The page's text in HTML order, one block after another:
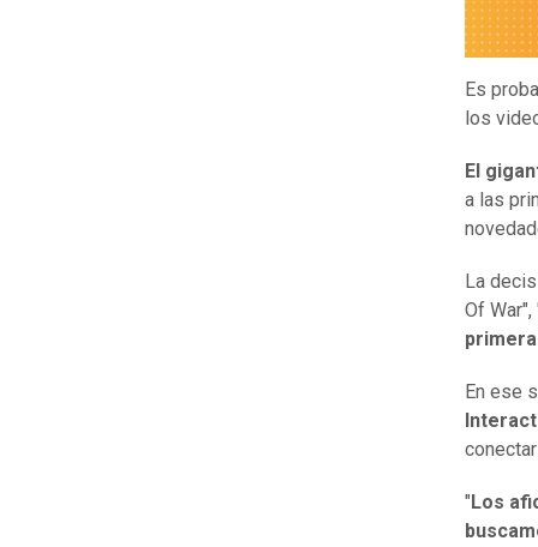
Es
los
El
a las
La
Of
En ese
" Los